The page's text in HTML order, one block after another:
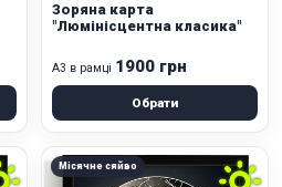
Зоряна карта
"Люмінісцентна класика"
А3 в рамці 1900 грн
Обрати
Місячне сяйво